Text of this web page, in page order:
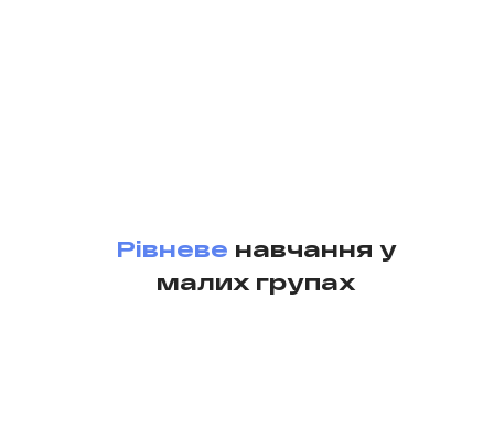
Рівневе навчання у
малих групах